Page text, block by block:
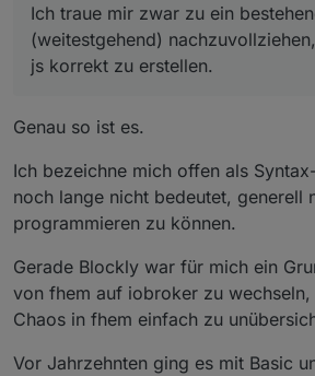
Ich traue mir zwar zu ein
(weitestgehend)
js korrekt zu erstellen.
Genau so ist es.
Ich bezeichne mich offen als
noch lange nicht bedeutet, generell
programmieren zu können.
Gerade Blockly war für mich ein
von fhem auf iobroker zu
Chaos in fhem einfach zu
Vor Jahrzehnten ging es mit Basic